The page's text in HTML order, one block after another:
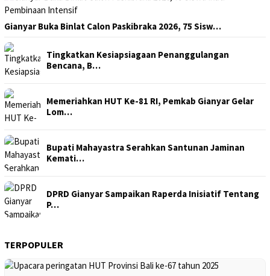
Gianyar Buka Binlat Calon Paskibraka 2026, 75 Sisw…
Tingkatkan Kesiapsiagaan Penanggulangan
Bencana, B…
Memeriahkan HUT Ke-81 RI, Pemkab Gianyar Gelar
Lom…
Bupati Mahayastra Serahkan Santunan Jaminan
Kemati…
DPRD Gianyar Sampaikan Raperda Inisiatif Tentang
P…
TERPOPULER